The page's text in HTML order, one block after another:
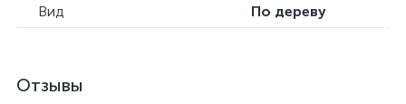
Вид
По дереву
Отзывы